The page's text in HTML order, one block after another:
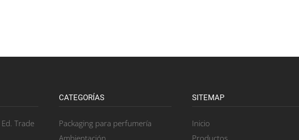
Trade
CATEGORÍAS
Packaging para perfumería
SITEMAP
Inicio